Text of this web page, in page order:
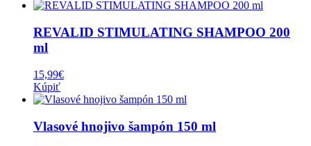
REVALID STIMULATING SHAMPOO 200
ml
15,99€
Kúpiť
Vlasové hnojivo šampón 150 ml